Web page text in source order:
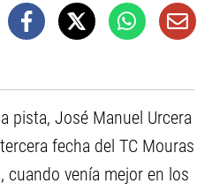
pista, José Manuel Urcera
fecha del TC Mouras
cuando venía mejor en los